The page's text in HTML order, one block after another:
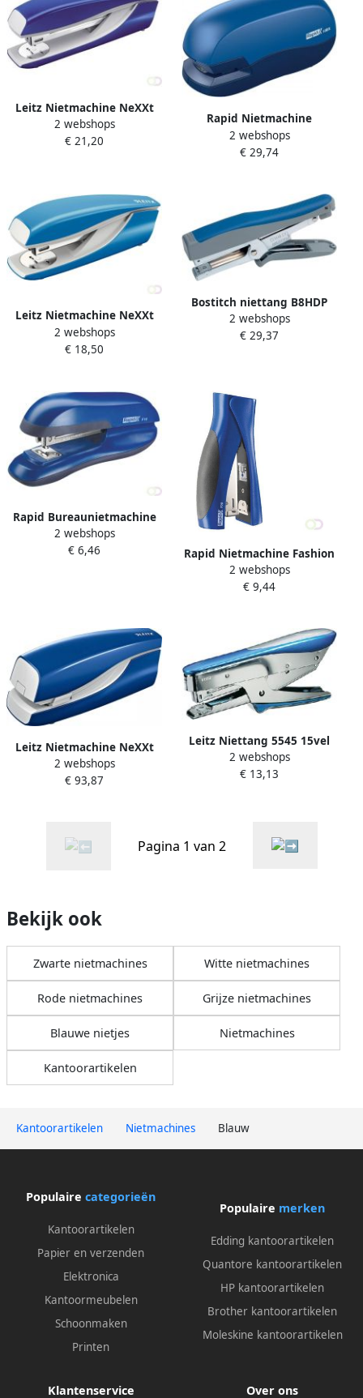
Kantoorartikelen Nietmachines Blauw
Leitz Nietmachine NeXXt
metalen full-strip 40 vel
blauw
2 webshops
€ 21,20
Rapid Nietmachine
Elektrisch 10BX 10 vel
blauw wit
2 webshops
€ 29,74
Leitz Nietmachine NeXXt
5502 30vel 24 6 lichtblauw
2 webshops
€ 18,50
Bostitch niettang B8HDP
2 webshops
€ 29,37
Rapid Bureaunietmachine
Fashion full-strip F16 20 vel
blauw
2 webshops
€ 6,46
Rapid Nietmachine Fashion
Ultimate standup F20 20 vel
blauw
2 webshops
€ 9,44
Leitz Nietmachine NeXXt
elektrisch flatclinch 20 vel
blauw
2 webshops
€ 93,87
Leitz Niettang 5545 15vel
nr.10 nietjes blauw
2 webshops
€ 13,13
Pagina 1 van 2
Bekijk ook
Zwarte nietmachines Witte nietmachines
Rode nietmachines Grijze nietmachines
Blauwe nietjes Nietmachines
Kantoorartikelen
Populaire categorieën
Kantoorartikelen
Papier en verzenden
Elektronica
Kantoormeubelen
Schoonmaken
Printen
Populaire merken
Edding kantoorartikelen
Quantore kantoorartikelen
HP kantoorartikelen
Brother kantoorartikelen
Moleskine kantoorartikelen
Klantenservice Over ons